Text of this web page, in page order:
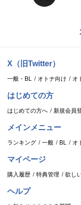
X（旧Twitter）
一般・BL オトナ向け オ
はじめての方
はじめての方へ 新規会員
メインメニュー
ランキング 一般 BL オ
マイページ
購入履歴 特典管理 欲し
ヘルプ